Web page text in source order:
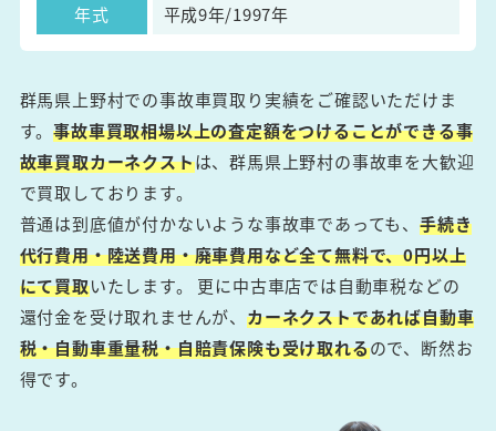
年式
平成9年/1997年
群馬県上野村での事故車買取り実績をご確認いただけま
す。事故車買取相場以上の査定額をつけることができる事
故車買取カーネクストは、群馬県上野村の事故車を大歓迎
で買取しております。
普通は到底値が付かないような事故車であっても、手続き
代行費用・陸送費用・廃車費用など全て無料で、0円以上
にて買取いたします。 更に中古車店では自動車税などの
還付金を受け取れませんが、カーネクストであれば自動車
税・自動車重量税・自賠責保険も受け取れるので、断然お
得です。